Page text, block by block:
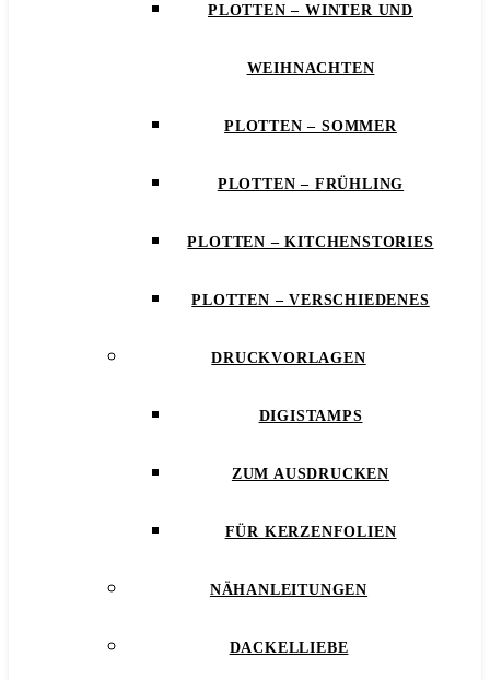
PLOTTEN – WINTER UND
WEIHNACHTEN
PLOTTEN – SOMMER
PLOTTEN – FRÜHLING
PLOTTEN – KITCHENSTORIES
PLOTTEN – VERSCHIEDENES
DRUCKVORLAGEN
DIGISTAMPS
ZUM AUSDRUCKEN
FÜR KERZENFOLIEN
NÄHANLEITUNGEN
DACKELLIEBE